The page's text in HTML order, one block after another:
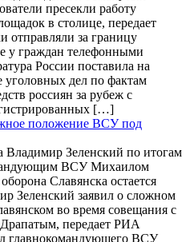
пресекли работу
в столице, передает
за границу
у граждан телефонными
России поставила на
уголовных дел по фактам
россиян за рубеж с
[…]
положение ВСУ под
Владимир Зеленский по итогам
ВСУ Михаилом
Славянска остается
Зеленский заявил о сложном
во время совещания с
передает РИА
главнокомандующего ВСУ